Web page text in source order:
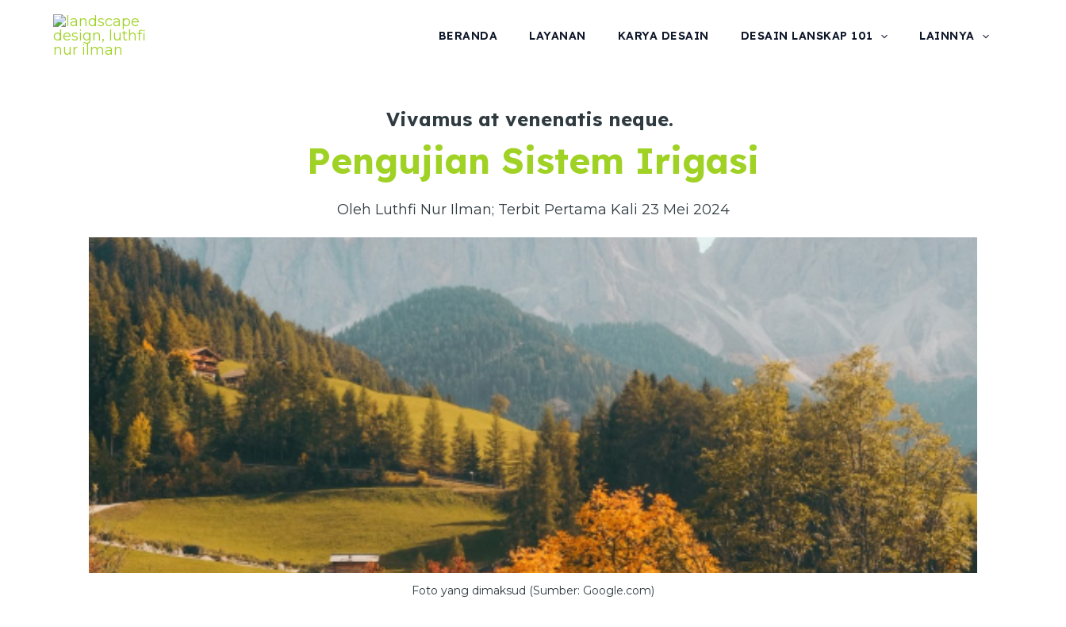
BERANDA LAYANAN KARYA DESAIN DESAIN LANSKAP 101 LAINNYA
Vivamus at venenatis neque.
Pengujian Sistem Irigasi
Oleh Luthfi Nur Ilman; Terbit Pertama Kali 23 Mei 2024
Foto yang dimaksud (Sumber: Google.com)